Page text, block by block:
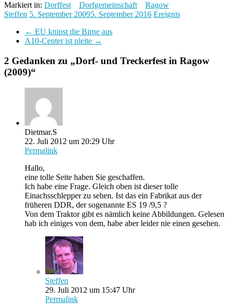
Markiert in: Dorffest Dorfgemeinschaft
Ragow
Steffen 5. September 20095. September 2016 Ereignis
← EU knipst die Birne aus
A10-Center ist pleite →
2 Gedanken zu „Dorf- und Treckerfest in Ragow
(2009)“
Dietmar.S
22. Juli 2012 um 20:29 Uhr
Permalink
Hallo,
eine tolle Seite haben Sie geschaffen.
Ich habe eine Frage. Gleich oben ist dieser tolle
Einachsschlepper zu sehen. Ist das ein Fabrikat aus der
früheren DDR, der sogenannte ES 19 /9,5 ?
Von dem Traktor gibt es nämlich keine Abbildungen. Gelesen
hab ich einiges von dem, habe aber leider nie einen gesehen.
Steffen
29. Juli 2012 um 15:47 Uhr
Permalink